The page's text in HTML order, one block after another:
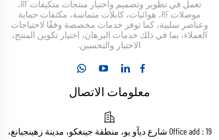
تعمل في تطوير وتصميم واختبار منتجات متكيفات RF،
موصلات RF، هوائيات، كابلات متماسة، مكثفات حماية
وعناصر سلبية، كما توفر خدمات مخصصة وفقًا لاحتياجات
العملاء، بما في ذلك خدمات البرهان، اختيار تكوين المنتج،
الاختبار والتحسين.
معلومات الاتصال
Office add : 19 شارع ديآو يو، منطقة جينغكو، مدينة زهينجيانغ،